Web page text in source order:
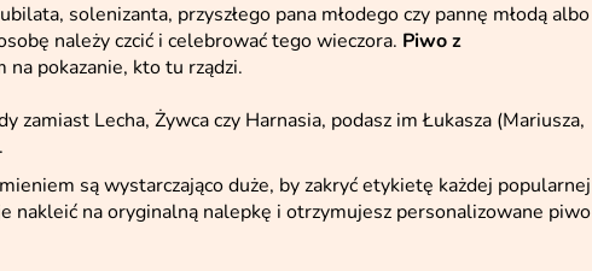
solenizanta, przyszłego pana młodego czy pannę młodą albo
należy czcić i celebrować tego wieczora. Piwo z
na pokazanie, kto tu rządzi.
zamiast Lecha, Żywca czy Harnasia, podasz im Łukasza (Mariusza,
są wystarczająco duże, by zakryć etykietę każdej popularnej
nakleić na oryginalną nalepkę i otrzymujesz personalizowane piwo